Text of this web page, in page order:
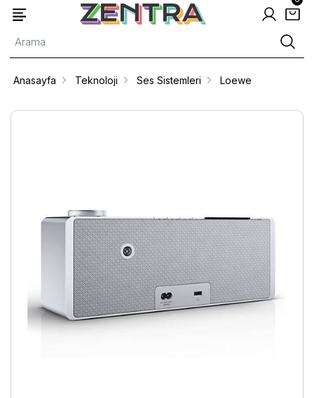
Anasayfa Teknoloji Ses Sistemleri Loewe